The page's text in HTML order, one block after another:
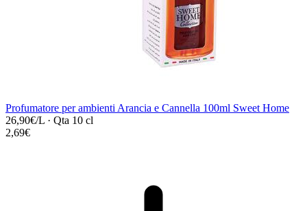
Profumatore per ambienti Arancia e Cannella 100ml Sweet Home
26,90€/L · Qta 10 cl
2,69€